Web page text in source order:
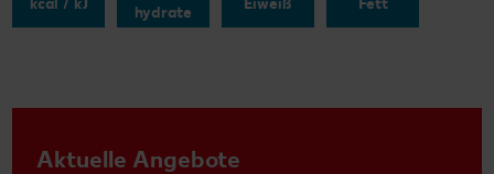
kcal / kJ
hydrate
Eiweiß Fett
Aktuelle Angebote